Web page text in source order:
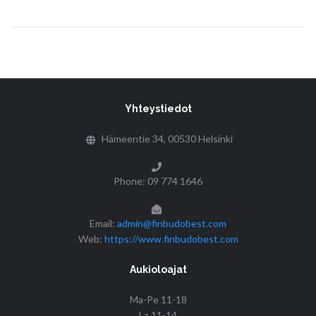
Yhteystiedot
Hämeentie 34, 00530 Helsinki
Phone: 09 774 1646
Email: admin@finbudobest.com
Web: https://www.finbudobest.com
Aukioloajat
Ma-Pe 11-18